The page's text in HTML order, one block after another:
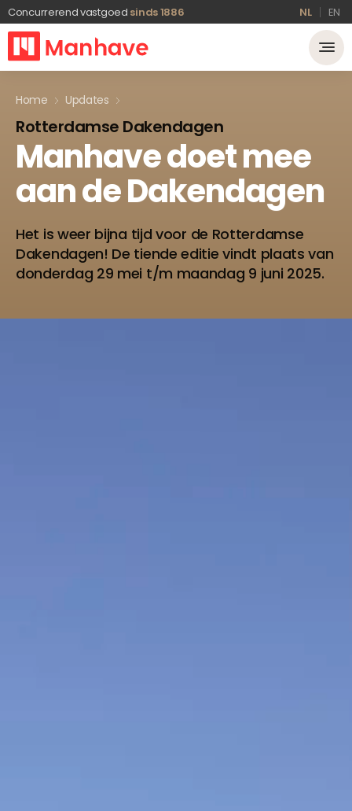
Concurrerend vastgoed sinds 1886 NL EN
Home Updates
Rotterdamse Dakendagen
Manhavedoetmee
aandeDakendagen
Het is weer bijna tijd voor de Rotterdamse
Dakendagen! De tiende editie vindt plaats van
donderdag 29 mei t/m maandag 9 juni 2025.